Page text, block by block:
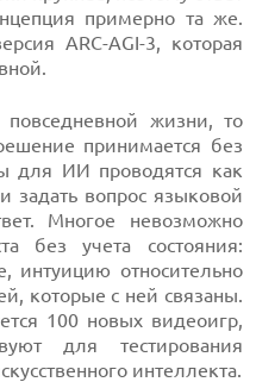
примерно та же.
ARC-AGI-3, которая
повседневной жизни, то
принимается без
для ИИ проводятся как
задать вопрос языковой
Многое невозможно
без учета состояния:
интуицию относительно
которые с ней связаны.
100 новых видеоигр,
для тестирования
интеллекта.